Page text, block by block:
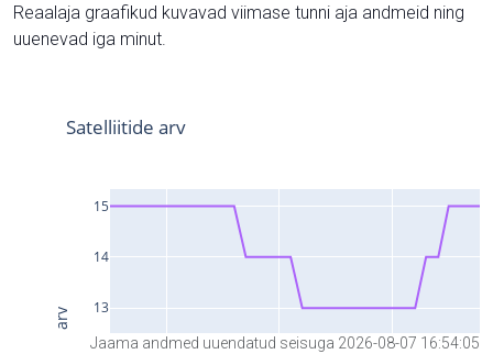
Reaalaja graafikud kuvavad viimase tunni aja andmeid ning
uuenevad iga minut.
Jaama andmed uuendatud seisuga 2026-08-07 16:54:05